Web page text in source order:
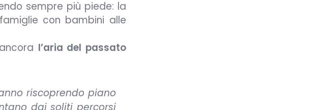
sempre più piede: la
con bambini alle
l’aria del passato
riscoprendo piano